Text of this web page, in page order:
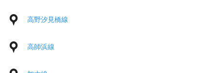
高野汐見橋線
高師浜線